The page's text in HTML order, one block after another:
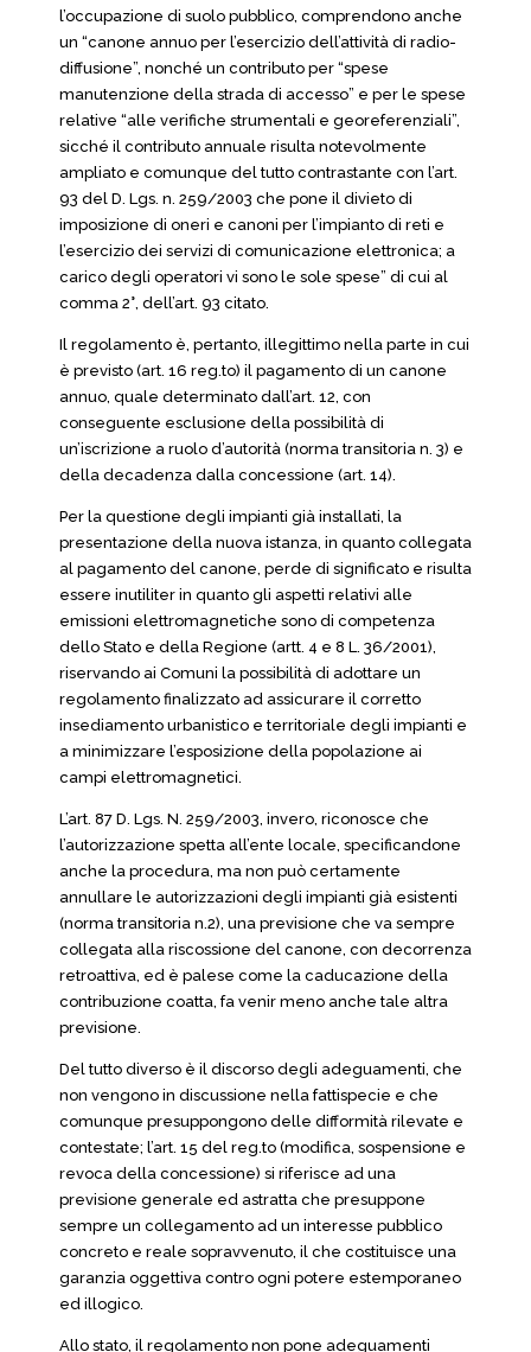
l’occupazione di suolo pubblico, comprendono anche
un “canone annuo per l’esercizio dell’attività di radio-
diffusione”, nonché un contributo per “spese
manutenzione della strada di accesso” e per le spese
relative “alle verifiche strumentali e georeferenziali”,
sicché il contributo annuale risulta notevolmente
ampliato e comunque del tutto contrastante con l’art.
93 del D. Lgs. n. 259/2003 che pone il divieto di
imposizione di oneri e canoni per l’impianto di reti e
l’esercizio dei servizi di comunicazione elettronica; a
carico degli operatori vi sono le sole spese” di cui al
comma 2°, dell’art. 93 citato.
Il regolamento è, pertanto, illegittimo nella parte in cui
è previsto (art. 16 reg.to) il pagamento di un canone
annuo, quale determinato dall’art. 12, con
conseguente esclusione della possibilità di
un’iscrizione a ruolo d’autorità (norma transitoria n. 3) e
della decadenza dalla concessione (art. 14).
Per la questione degli impianti già installati, la
presentazione della nuova istanza, in quanto collegata
al pagamento del canone, perde di significato e risulta
essere inutiliter in quanto gli aspetti relativi alle
emissioni elettromagnetiche sono di competenza
dello Stato e della Regione (artt. 4 e 8 L. 36/2001),
riservando ai Comuni la possibilità di adottare un
regolamento finalizzato ad assicurare il corretto
insediamento urbanistico e territoriale degli impianti e
a minimizzare l’esposizione della popolazione ai
campi elettromagnetici.
L’art. 87 D. Lgs. N. 259/2003, invero, riconosce che
l’autorizzazione spetta all’ente locale, specificandone
anche la procedura, ma non può certamente
annullare le autorizzazioni degli impianti già esistenti
(norma transitoria n.2), una previsione che va sempre
collegata alla riscossione del canone, con decorrenza
retroattiva, ed è palese come la caducazione della
contribuzione coatta, fa venir meno anche tale altra
previsione.
Del tutto diverso è il discorso degli adeguamenti, che
non vengono in discussione nella fattispecie e che
comunque presuppongono delle difformità rilevate e
contestate; l’art. 15 del reg.to (modifica, sospensione e
revoca della concessione) si riferisce ad una
previsione generale ed astratta che presuppone
sempre un collegamento ad un interesse pubblico
concreto e reale sopravvenuto, il che costituisce una
garanzia oggettiva contro ogni potere estemporaneo
ed illogico.
Allo stato, il regolamento non pone adeguamenti